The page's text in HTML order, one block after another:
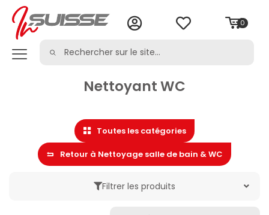
0
Nettoyant WC
Toutes les catégories
Retour à Nettoyage salle de bain & WC
Filtrer les produits